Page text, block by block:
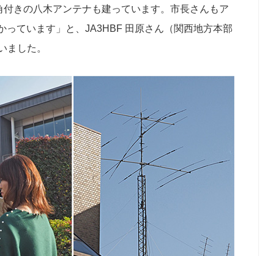
きの八木アンテナも建っています。市長さんもア
っています」と、JA3HBF 田原さん（関西地方本部
ました。